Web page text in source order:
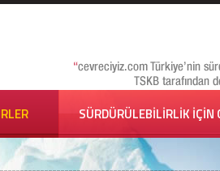
SÜRDÜRÜLEBİLİRLİK İÇİN